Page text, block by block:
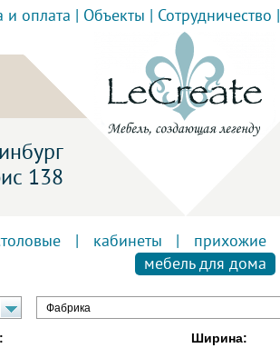
и оплата Объекты Сотрудничество
138
кабинеты прихожие
мебель для дома
Фабрика
Ширина: